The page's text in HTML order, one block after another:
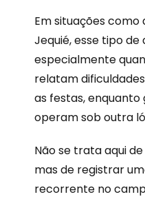
Em situações
Jequié, esse tipo
especialmente
relatam
as festas,
operam sob outra
Não se trata aqui
mas de registrar
recorrente no